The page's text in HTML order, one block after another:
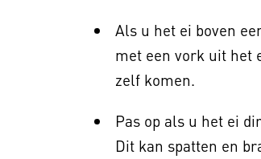
Als u het ei boven
met een vork uit het
zelf komen.
Pas op als u het ei
Dit kan spatten en